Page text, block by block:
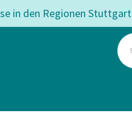
in den Regionen